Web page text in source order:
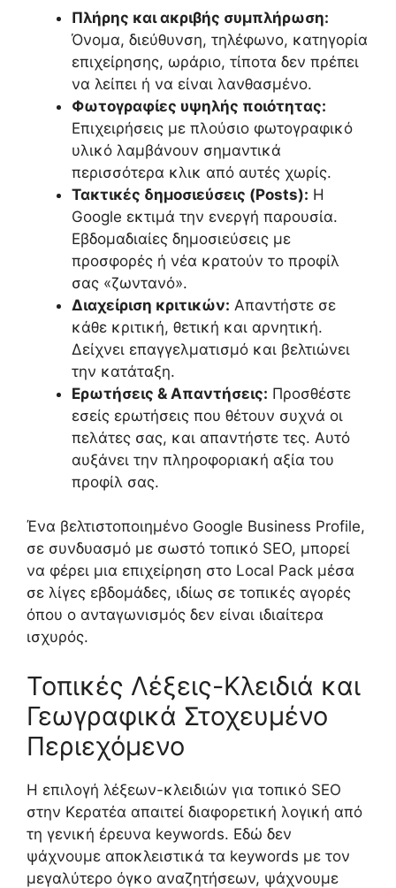
Πλήρης και ακριβής συμπλήρωση:
Όνομα, διεύθυνση, τηλέφωνο, κατηγορία
επιχείρησης, ωράριο, τίποτα δεν πρέπει
να λείπει ή να είναι λανθασμένο.
Φωτογραφίες υψηλής ποιότητας:
Επιχειρήσεις με πλούσιο φωτογραφικό
υλικό λαμβάνουν σημαντικά
περισσότερα κλικ από αυτές χωρίς.
Τακτικές δημοσιεύσεις (Posts): Η
Google εκτιμά την ενεργή παρουσία.
Εβδομαδιαίες δημοσιεύσεις με
προσφορές ή νέα κρατούν το προφίλ
σας «ζωντανό».
Διαχείριση κριτικών: Απαντήστε σε
κάθε κριτική, θετική και αρνητική.
Δείχνει επαγγελματισμό και βελτιώνει
την κατάταξη.
Ερωτήσεις & Απαντήσεις: Προσθέστε
εσείς ερωτήσεις που θέτουν συχνά οι
πελάτες σας, και απαντήστε τες. Αυτό
αυξάνει την πληροφοριακή αξία του
προφίλ σας.
Ένα βελτιστοποιημένο Google Business Profile,
σε συνδυασμό με σωστό τοπικό SEO, μπορεί
να φέρει μια επιχείρηση στο Local Pack μέσα
σε λίγες εβδομάδες, ιδίως σε τοπικές αγορές
όπου ο ανταγωνισμός δεν είναι ιδιαίτερα
ισχυρός.
Τοπικές Λέξεις-Κλειδιά και
Γεωγραφικά Στοχευμένο
Περιεχόμενο
Η επιλογή λέξεων-κλειδιών για τοπικό SEO
στην Κερατέα απαιτεί διαφορετική λογική από
τη γενική έρευνα keywords. Εδώ δεν
ψάχνουμε αποκλειστικά τα keywords με τον
μεγαλύτερο όγκο αναζητήσεων, ψάχνουμε